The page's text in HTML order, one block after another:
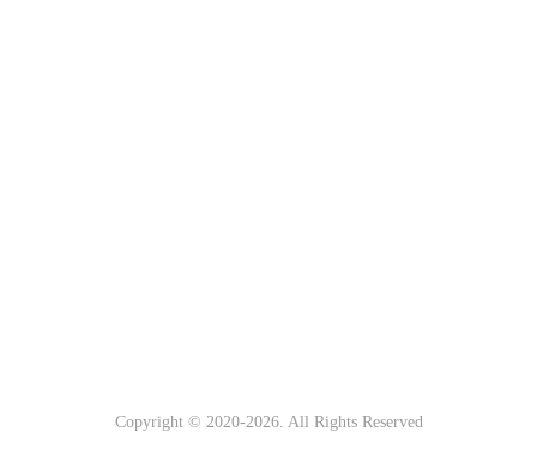
Copyright © 2020-2026. All Rights Reserved